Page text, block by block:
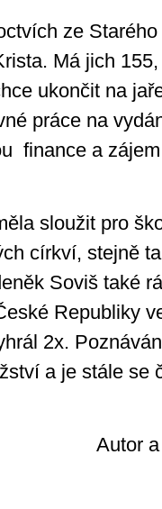
ze
Má jich
ukončit na
práce na
finance a
sloužit pro
církví, stejně
Soviš také
Republiky
2x.
a je stále se
Autor